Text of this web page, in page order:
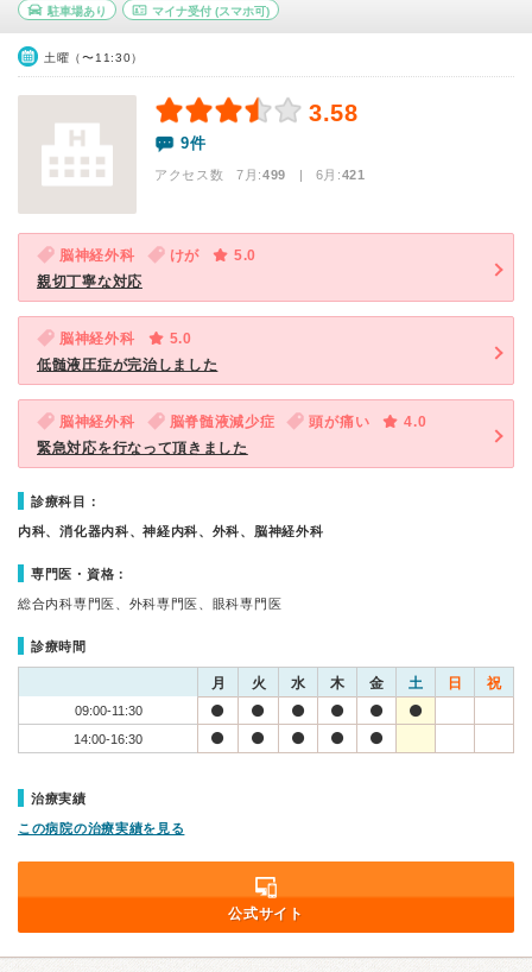
駐車場あり マイナ受付(スマホ可)
土曜（〜11:30）
3.58
9件
アクセス数 7月:499 | 6月:421
脳神経外科 けが
5.0
親切丁寧な対応
脳神経外科
5.0
低髄液圧症が完治しました
脳神経外科 脳脊髄液減少症 頭が痛い
4.0
緊急対応を行なって頂きました
診療科目：
内科、消化器内科、神経内科、外科、脳神経外科
専門医・資格：
総合内科専門医、外科専門医、眼科専門医
診療時間
月 火 水 木 金 土 日 祝
09:00-11:30
14:00-16:30
治療実績
この病院の治療実績を見る
公式サイト